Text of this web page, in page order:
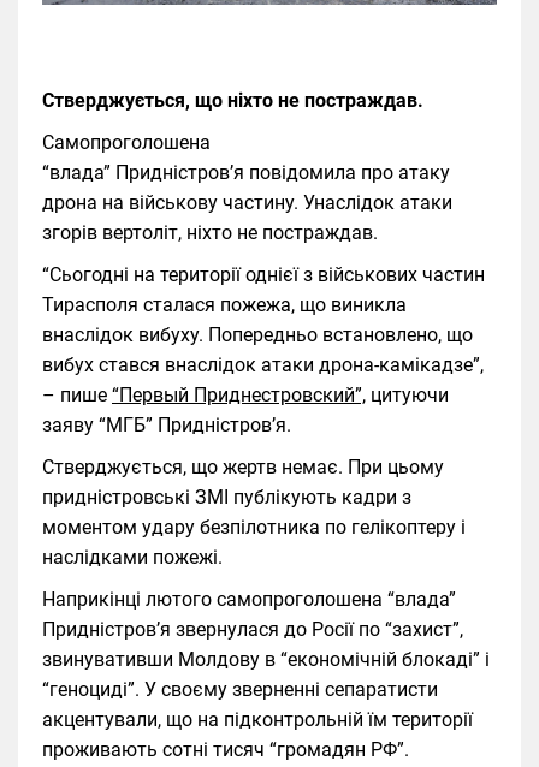
Стверджується, що ніхто не постраждав.
Самопроголошена
“влада” Придністров’я повідомила про атаку
дрона на військову частину. Унаслідок атаки
згорів вертоліт, ніхто не постраждав.
“Сьогодні на території однієї з військових частин
Тирасполя сталася пожежа, що виникла
внаслідок вибуху. Попередньо встановлено, що
вибух стався внаслідок атаки дрона-камікадзе”,
– пише “Первый Приднестровский”, цитуючи
заяву “МГБ” Придністров’я.
Стверджується, що жертв немає. При цьому
придністровські ЗМІ публікують кадри з
моментом удару безпілотника по гелікоптеру і
наслідками пожежі.
Наприкінці лютого самопроголошена “влада”
Придністров’я звернулася до Росії по “захист”,
звинувативши Молдову в “економічній блокаді” і
“геноциді”. У своєму зверненні сепаратисти
акцентували, що на підконтрольній їм території
проживають сотні тисяч “громадян РФ”.